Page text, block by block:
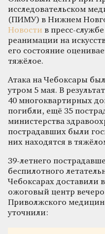
исследовательском
(ПИМУ) в Нижнем
Новости в пресс-
реанимации на
его состояние
тяжёлое.
Атака на Чебоксары
утром 5 мая. В
40 многоквартирных
погибли, ещё 35
министерства
пострадавших были
них находятся в
39-летнего
беспилотного
Чебоксарах доставили
ожоговый центр
Приволжского
уточнили: